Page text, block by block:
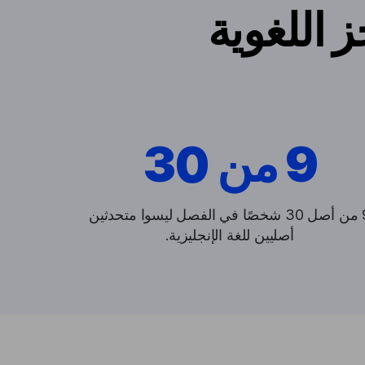
اللغوية
9 من 30
9 من أصل 30 شخصًا في الفصل ليسوا متحدثين
أصليين للغة الإنجليزية.